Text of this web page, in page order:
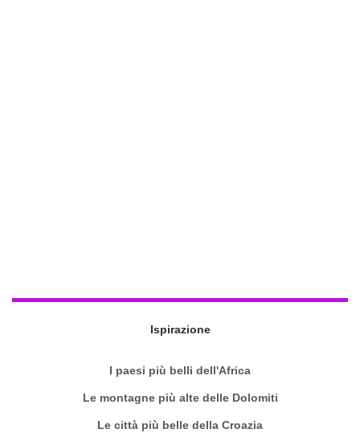
Ispirazione
I paesi più belli dell'Africa
Le montagne più alte delle Dolomiti
Le città più belle della Croazia